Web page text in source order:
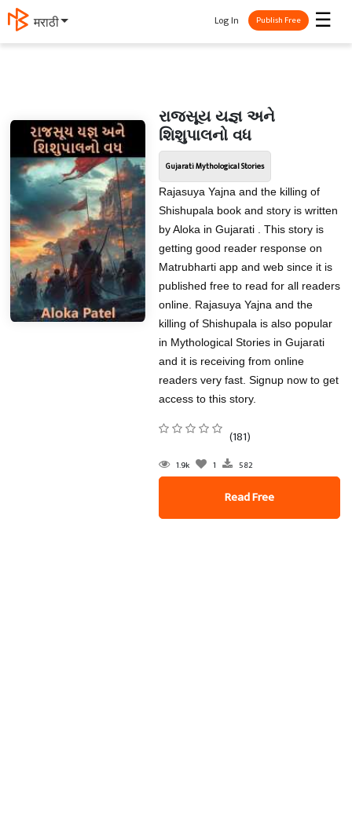
मराठी ☰
Log In Publish Free
રાજસૂય યજ્ઞ અને
શિશુપાલનો વધ
Gujarati Mythological Stories
Rajasuya Yajna and the killing of
Shishupala book and story is written
by Aloka in Gujarati . This story is
getting good reader response on
Matrubharti app and web since it is
published free to read for all readers
online. Rajasuya Yajna and the
killing of Shishupala is also popular
in Mythological Stories in Gujarati
and it is receiving from online
readers very fast. Signup now to get
access to this story.
(181)
1.9k 1 582
Read Free